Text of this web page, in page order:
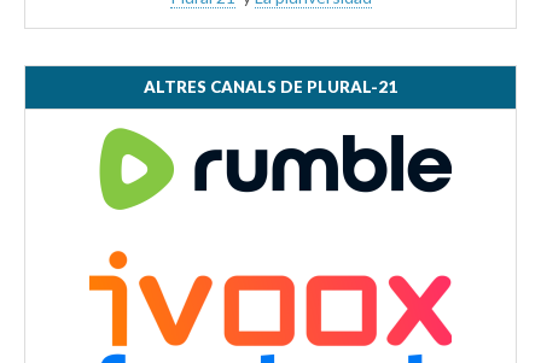
ALTRES CANALS DE PLURAL-21